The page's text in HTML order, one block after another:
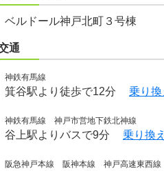
ベルドール神戸北町３号棟
通
神鉄有馬線
箕谷駅より徒歩で12分 乗り
神鉄有馬線 神戸市営地下鉄北神線
谷上駅よりバスで9分 乗り換
阪急神戸本線 阪神本線 神戸高速東西